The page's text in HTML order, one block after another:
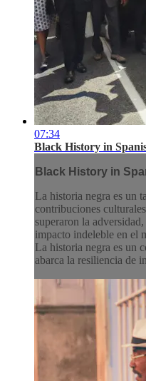
07:34
Black History in
Black History in
La historia negra es un
contribuciones
superaron la
impacto indeleble en el
La historia negra es un
abarca la resiliencia de